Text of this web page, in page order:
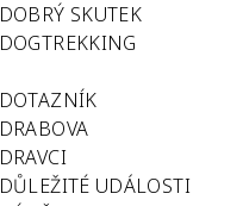
DOBRÝ SKUTEK
DOGTREKKING
DOTAZNÍK
DRABOVA
DRAVCI
DŮLEŽITÉ UDÁLOSTI